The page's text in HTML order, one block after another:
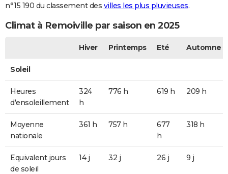
n°15 190 du classement des villes les plus pluvieuses.
Climat à Remoiville par saison en 2025
Hiver Printemps Eté Automne
Soleil
Heures
d'ensoleillement
324
h
776 h 619 h 209 h
Moyenne
nationale
361 h 757 h
677
h
318 h
Equivalent jours
de soleil
14 j 32 j 26 j 9 j